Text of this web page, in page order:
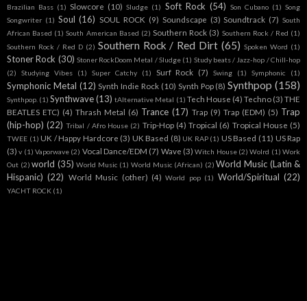
Brazilian Bass (1) Slowcore (10) Sludge (1) Soft Rock (54) Son Cubano (1) Song
Songwriter (1) Soul (16) SOUL ROCK (9) Soundscape (3) Soundtrack (7) South
African Based (1) South American Based (2) Southern Rock (3) Southern Rock / Red (1)
Southern Rock / Red D (2) Southern Rock / Red Dirt (65) Spoken Word (1)
Stoner Rock (30) Stoner RockDoom Metal / Sludge (1) Study beats / Jazz-hop / Chill-hop
(2)
Studying Vibes (1) Super Catchy (1) Surf Rock (7) Swing (1) Symphonic (1)
Symphonic Metal (12) Synth Indie Rock (10) Synth Pop (8) Synthpop (158)
Synthpop. (1) Synthwave (13) tAlternative Metal (1) Tech House (4) Techno (3) THE
BEATLES ETC) (4) Thrash Metal (6) Trance (17) Trap (9) Trap (EDM) (5) Trap
(hip-hop) (22) Tribal / Afro House (2) Trip-Hop (4) Tropical (6) Tropical House (5)
TWEE (1) UK / Happy Hardcore (3) UK Based (8) UK RAP (1) US Based (11) US Rap
(3) v (1) Vaporwave (2) Vocal Dance/EDM (7) Wave (3) Witch House (2) Wolrd (1) Work
Out (2) world (35) World Music (1) World Music (African) (2) World Music (Latin &
Hispanic) (22) World Music (other) (4) World pop (1) World/Spiritual (22)
YACHT ROCK (1)